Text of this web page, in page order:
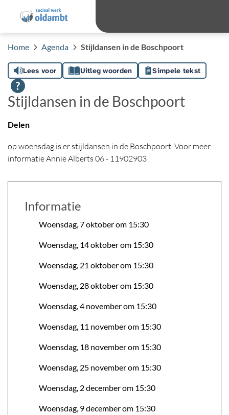
Home Agenda Stijldansen in de Boschpoort
Lees voor Uitleg woorden Simpele tekst
Stijldansen in de Boschpoort
Delen
op woensdag is er stijldansen in de Boschpoort. Voor meer
informatie Annie Alberts 06 - 11902903
Informatie
Woensdag, 7 oktober om 15:30
Woensdag, 14 oktober om 15:30
Woensdag, 21 oktober om 15:30
Woensdag, 28 oktober om 15:30
Woensdag, 4 november om 15:30
Woensdag, 11 november om 15:30
Woensdag, 18 november om 15:30
Woensdag, 25 november om 15:30
Woensdag, 2 december om 15:30
Woensdag, 9 december om 15:30